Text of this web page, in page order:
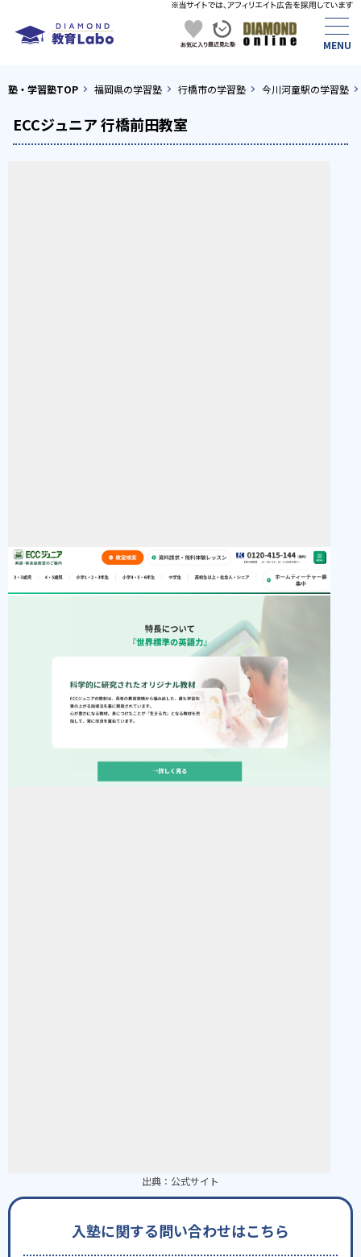
塾・学習塾TOP 福岡県の学習塾 行橋市の学習塾 今川河童駅の学習塾
ECCジュニア 行橋前田教室
出典： 公式サイト
入塾に関する問い合わせはこちら